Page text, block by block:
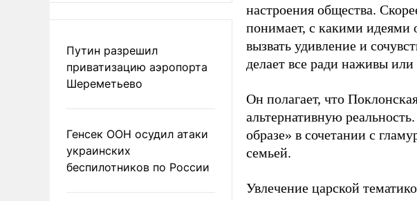
Путин разрешил
приватизацию аэропорта
Шереметьево
Генсек ООН осудил атаки
украинских
беспилотников по России
настроения общества.
понимает, с какими идеями
вызвать удивление и
делает все ради наживы
Он полагает, что
альтернативную
образе» в сочетании с
семьей.
Увлечение царской